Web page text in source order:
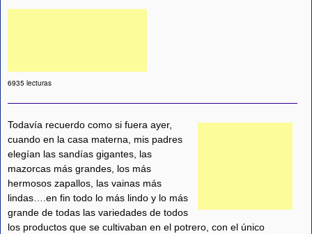
6935 lecturas
Todavía recuerdo como si fuera ayer,
cuando en la casa materna, mis padres
elegían las sandías gigantes, las
mazorcas más grandes, los más
hermosos zapallos, las vainas más
lindas….en fin todo lo más lindo y lo más
grande de todas las variedades de todos
los productos que se cultivaban en el potrero, con el único